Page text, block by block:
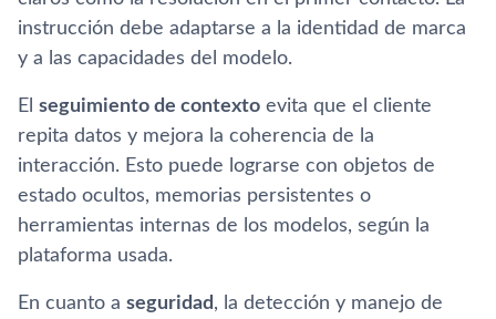
instrucción debe adaptarse a la identidad de marca
y a las capacidades del modelo.
El seguimiento de contexto evita que el cliente
repita datos y mejora la coherencia de la
interacción. Esto puede lograrse con objetos de
estado ocultos, memorias persistentes o
herramientas internas de los modelos, según la
plataforma usada.
En cuanto a seguridad, la detección y manejo de